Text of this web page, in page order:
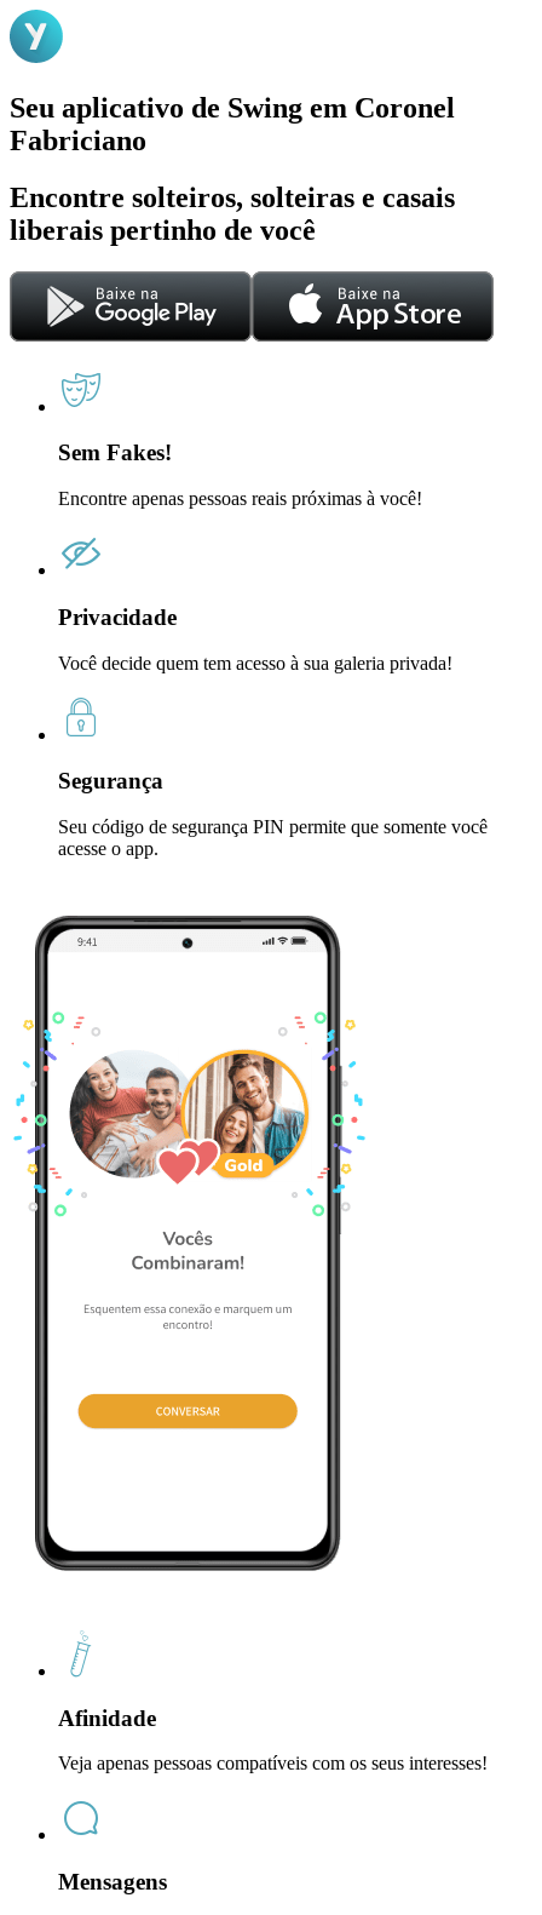
Seu aplicativo de Swing em Coronel
Fabriciano
Encontre solteiros, solteiras e casais
liberais pertinho de você
Sem Fakes!
Encontre apenas pessoas reais próximas à você!
Privacidade
Você decide quem tem acesso à sua galeria privada!
Segurança
Seu código de segurança PIN permite que somente você
acesse o app.
Afinidade
Veja apenas pessoas compatíveis com os seus interesses!
Mensagens